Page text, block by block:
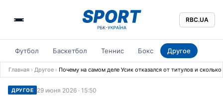
RBC.UA
Футбол Баскетбол Теннис Бокс Другое
Главная › Другое › Почему на самом деле Усик отказался от титулов и
ДРУГОЕ 29 июня 2026 · 15:50